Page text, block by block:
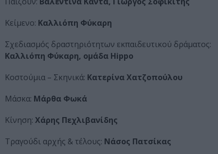
Κείμενο: Καλλιόπη Φύκαρη
Σχεδιασμός δραστηριότητων εκπαιδευτικού δράματος:
Καλλιόπη Φύκαρη, ομάδα Hippo
Κοστούμια – Σκηνικά: Κατερίνα Χατζοπούλου
Μάσκα: Μάρθα Φωκά
Κίνηση: Χάρης Πεχλιβανίδης
Τραγούδι αρχής & τέλους: Νάσος Πατσίκας